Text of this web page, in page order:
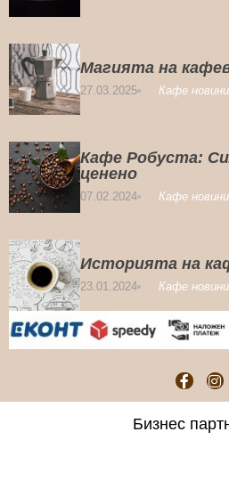
Магията на
27.03.2025 Кафе новини
Кафе Робуста:
ценено
07.02.2024 Кафе новини
Историята на
23.01.2024 Кафе новини
Бизнес